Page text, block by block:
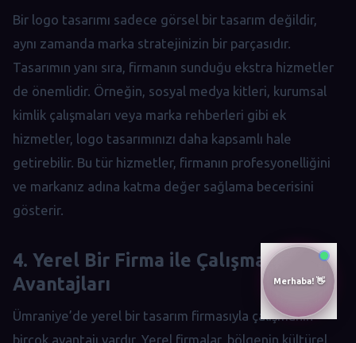
Bir logo tasarımı sadece görsel bir tasarım değildir,
aynı zamanda marka stratejinizin bir parçasıdır.
Tasarımın yanı sıra, firmanın sunduğu ekstra hizmetler
de önemlidir. Örneğin, sosyal medya kitleri, kurumsal
kimlik çalışmaları veya marka rehberleri gibi ek
hizmetler, logo tasarımınızı daha kapsamlı hale
getirebilir. Bu tür hizmetler, firmanın profesyonelliğini
ve markanız adına katma değer sağlama becerisini
gösterir.
4. Yerel Bir Firma ile Çalışmanın
Avantajları
Ümraniye’de yerel bir tasarım firmasıyla çalışmanın
birçok avantajı vardır. Yerel firmalar, bölgenin kültürel